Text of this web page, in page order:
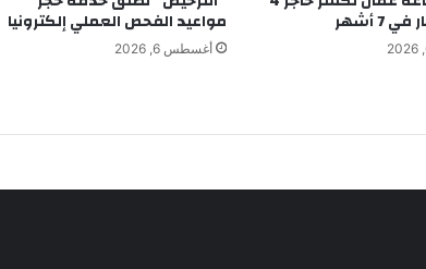
7 أشهر مواعيد الفحص العملي إلكترونيا
أغسطس 6, 2026